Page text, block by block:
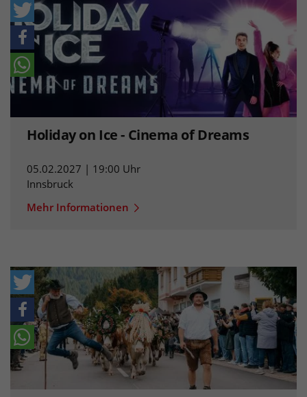
Holiday on Ice - Cinema of Dreams
05.02.2027 | 19:00 Uhr
Innsbruck
Mehr Informationen